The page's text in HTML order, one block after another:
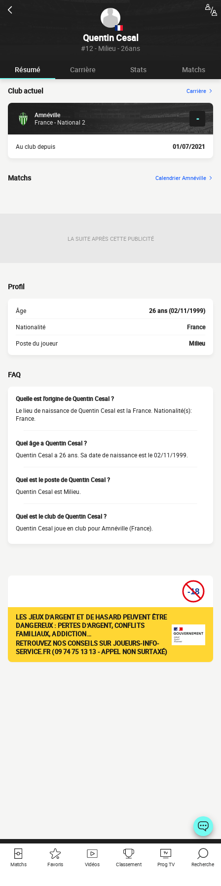
Quentin Cesal
#12 - Milieu - 26ans
Résumé Carrière Stats Matchs
Club actuel Carrière
Amnéville
France - National 2
-
Au club depuis 01/07/2021
Matchs Calendrier Amnéville
LA SUITE APRÈS CETTE PUBLICITÉ
Profil
Âge 26 ans (02/11/1999)
Nationalité France
Poste du joueur Milieu
FAQ
Quelle est l'origine de Quentin Cesal ?
Le lieu de naissance de Quentin Cesal est la France. Nationalité(s):
France.
Quel âge a Quentin Cesal ?
Quentin Cesal a 26 ans. Sa date de naissance est le 02/11/1999.
Quel est le poste de Quentin Cesal ?
Quentin Cesal est Milieu.
Quel est le club de Quentin Cesal ?
Quentin Cesal joue en club pour Amnéville (France).
LES JEUX D'ARGENT ET DE HASARD PEUVENT ÊTRE
DANGEREUX : PERTES D'ARGENT, CONFLITS
FAMILIAUX, ADDICTION…
RETROUVEZ NOS CONSEILS SUR JOUEURS-INFO-
SERVICE.FR (09 74 75 13 13 - APPEL NON SURTAXÉ)
Matchs Favoris Vidéos Classement Prog TV Recherche